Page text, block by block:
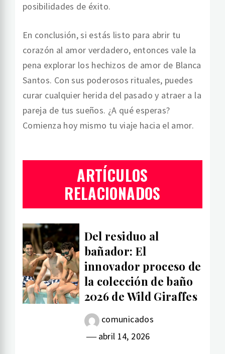
posibilidades de éxito.
En conclusión, si estás listo para abrir tu
corazón al amor verdadero, entonces vale la
pena explorar los hechizos de amor de Blanca
Santos. Con sus poderosos rituales, puedes
curar cualquier herida del pasado y atraer a la
pareja de tus sueños. ¿A qué esperas?
Comienza hoy mismo tu viaje hacia el amor.
ARTÍCULOS
RELACIONADOS
Del residuo al
bañador: El
innovador proceso de
la colección de baño
2026 de Wild Giraffes
comunicados
abril 14, 2026